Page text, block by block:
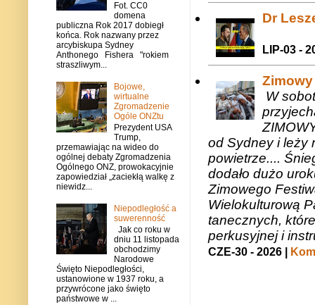
Dr
LIP-03 -
W
od Sydney i leży
powietrze....
dodało dużo
Zimowego
Wielokulturową
tanecznych,
perkusyjnej i
CZE-30 - 2026 |
Fot. CC0
domena
publiczna Rok 2017 dobiegł
końca. Rok nazwany przez
arcybiskupa Sydney
Anthonego Fishera "rokiem
straszliwym...
Bojowe,
wirtualne
Zgromadzenie
Ogóle ONZtu
Prezydent USA
Trump,
przemawiając na wideo do
ogólnej debaty Zgromadzenia
Ogólnego ONZ, prowokacyjnie
zapowiedział „zaciekłą walkę z
niewidz...
Niepodległość a
suwerenność
Jak co roku w
dniu 11 listopada
obchodzimy
Narodowe
Święto Niepodległości,
ustanowione w 1937 roku, a
przywrócone jako święto
państwowe w ...